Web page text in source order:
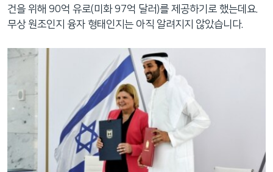
건을 위해 90억 유로(미화 97억 달러)를 제공하기로 했는데요.
무상 원조인지 융자 형태인지는 아직 알려지지 않았습니다.